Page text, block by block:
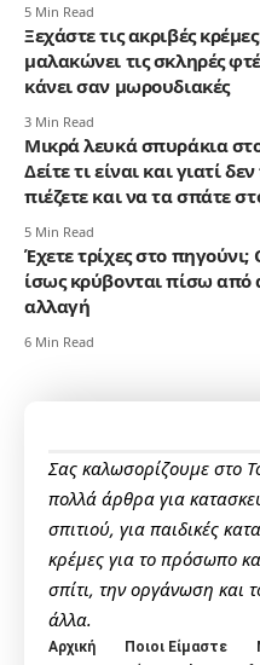
5 Min Read
Ξεχάστε τις ακριβές
μαλακώνει τις σκληρές
κάνει σαν μωρουδιακές
3 Min Read
Μικρά λευκά σπυράκια
Δείτε τι είναι και γιατί
πιέζετε και να τα σπάτε
5 Min Read
Έχετε τρίχες στο πηγούνι;
ίσως κρύβονται πίσω από
αλλαγή
6 Min Read
Σας καλωσορίζουμε στο
πολλά άρθρα για
σπιτιού, για παιδικές
κρέμες για το πρόσωπο
σπίτι, την οργάνωση και
άλλα.
Αρχική Ποιοι Είμαστε